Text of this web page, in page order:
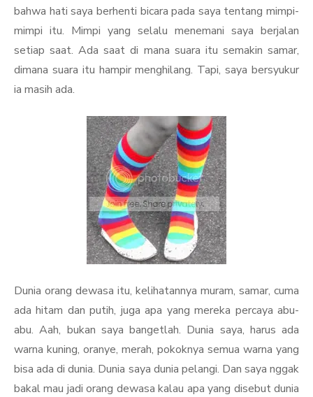
bahwa hati saya berhenti bicara pada saya tentang mimpi-
mimpi itu. Mimpi yang selalu menemani saya berjalan
setiap saat. Ada saat di mana suara itu semakin samar,
dimana suara itu hampir menghilang. Tapi, saya bersyukur
ia masih ada.
Dunia orang dewasa itu, kelihatannya muram, samar, cuma
ada hitam dan putih, juga apa yang mereka percaya abu-
abu. Aah, bukan saya bangetlah. Dunia saya, harus ada
warna kuning, oranye, merah, pokoknya semua warna yang
bisa ada di dunia. Dunia saya dunia pelangi. Dan saya nggak
bakal mau jadi orang dewasa kalau apa yang disebut dunia